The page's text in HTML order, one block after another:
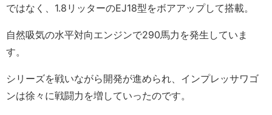
ではなく、1.8リッターのEJ18型をボアアップして搭載。
自然吸気の水平対向エンジンで290馬力を発生していま
す。
シリーズを戦いながら開発が進められ、インプレッサワゴ
ンは徐々に戦闘力を増していったのです。